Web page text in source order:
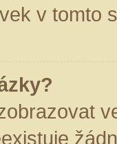
v tomto